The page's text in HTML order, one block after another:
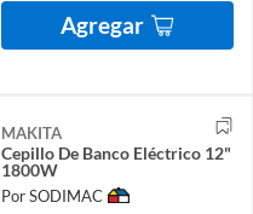
Agregar
MAKITA
Cepillo De Banco Eléctrico 12"
1800W
Por SODIMAC